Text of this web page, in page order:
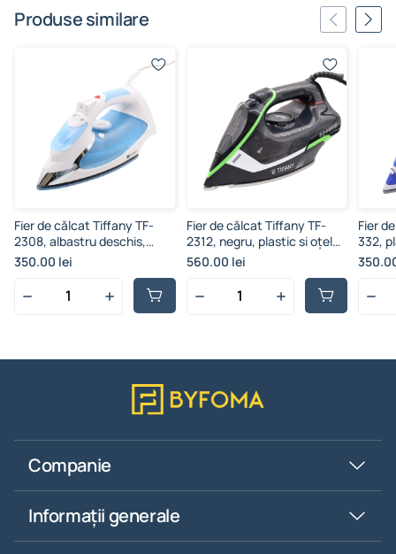
Produse similare
Fier de călcat Tiffany TF-
2308, albastru deschis,
plastic, acoperire
antiaderentă, 2000 W, 228
350.00 lei
Fier de călcat Tiffany TF-
2312, negru, plastic si oțel
inoxibil cu strat nano-
ceramic, cu buzunar pentru
nastrure, acoperire
antiaderentă, 2800 W, 220-
560.00 lei
Fier
332,
2600
Companie
Informații generale